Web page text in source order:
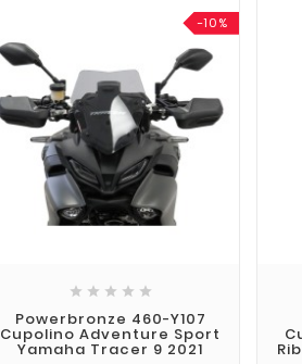
-10%
    
Powerbronze 460-Y107
Cupolino Adventure Sport
Yamaha Tracer 9 2021